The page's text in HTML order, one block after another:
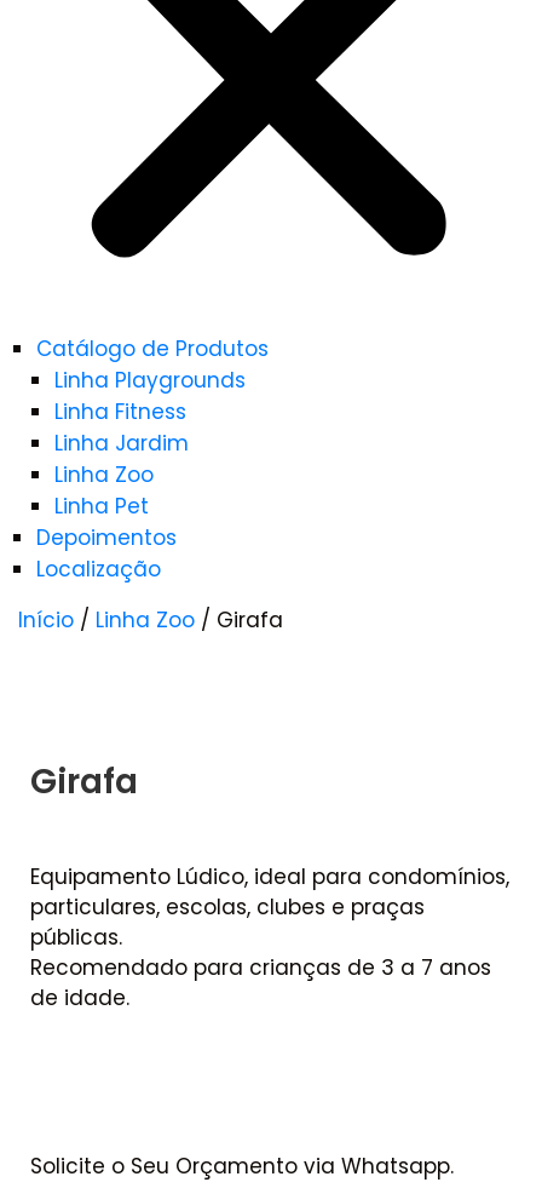
Catálogo de Produtos
Linha Playgrounds
Linha Fitness
Linha Jardim
Linha Zoo
Linha Pet
Depoimentos
Localização
Início / Linha Zoo / Girafa
Girafa
Equipamento Lúdico, ideal para condomínios,
particulares, escolas, clubes e praças
públicas.
Recomendado para crianças de 3 a 7 anos
de idade.
Solicite o Seu Orçamento via Whatsapp.